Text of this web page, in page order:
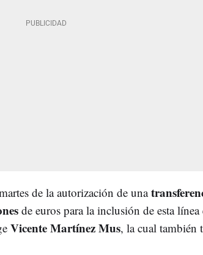
de la autorización de una
de euros para la inclusión de esta línea
Vicente Martínez Mus, la cual también